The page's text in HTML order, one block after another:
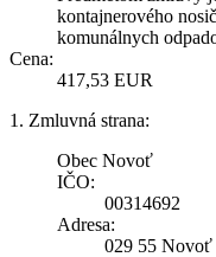
kontajnerového
komunálnych
Cena:
417,53 EUR
1. Zmluvná strana:
Obec Novoť
IČO:
00314692
Adresa:
029 55 Novoť